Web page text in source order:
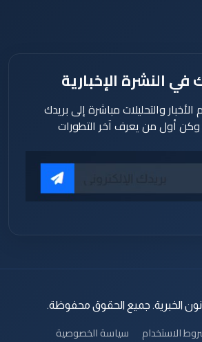
في النشرة الإخبارية
والتحليلات مباشرة إلى بريدك
وكن أول من يعرف آخر التطورات
الاستخدام
سياسة الخصوصية